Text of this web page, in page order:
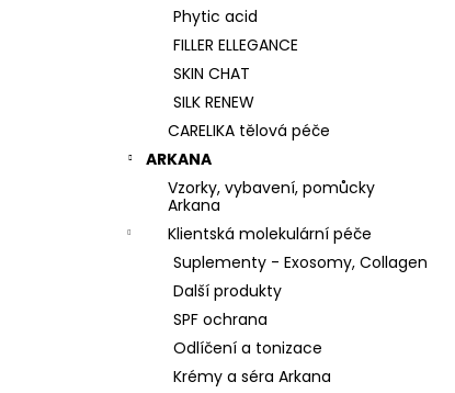
Phytic acid
FILLER ELLEGANCE
SKIN CHAT
SILK RENEW
CARELIKA tělová péče
ARKANA
Vzorky, vybavení, pomůcky
Arkana
Klientská molekulární péče
Suplementy - Exosomy, Collagen
Další produkty
SPF ochrana
Odlíčení a tonizace
Krémy a séra Arkana